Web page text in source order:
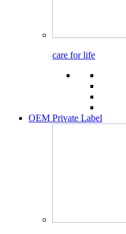
care for life
OEM Private Label